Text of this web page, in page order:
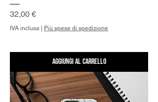
Prezzo
32,00 €
IVA inclusa | Più spese di spedizione
Aggiungi al carrello